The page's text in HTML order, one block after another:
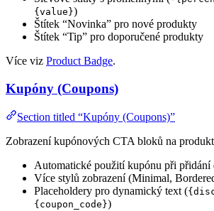
{value})
Štítek “Novinka” pro nové produkty
Štítek “Tip” pro doporučené produkty
Více viz Product Badge.
Kupóny (Coupons)
Section titled “Kupóny (Coupons)”
Zobrazení kupónových CTA bloků na
Automatické použití kupónu při přidání
Více stylů zobrazení (Minimal,
Placeholdery pro dynamický text (
{coupon_code})